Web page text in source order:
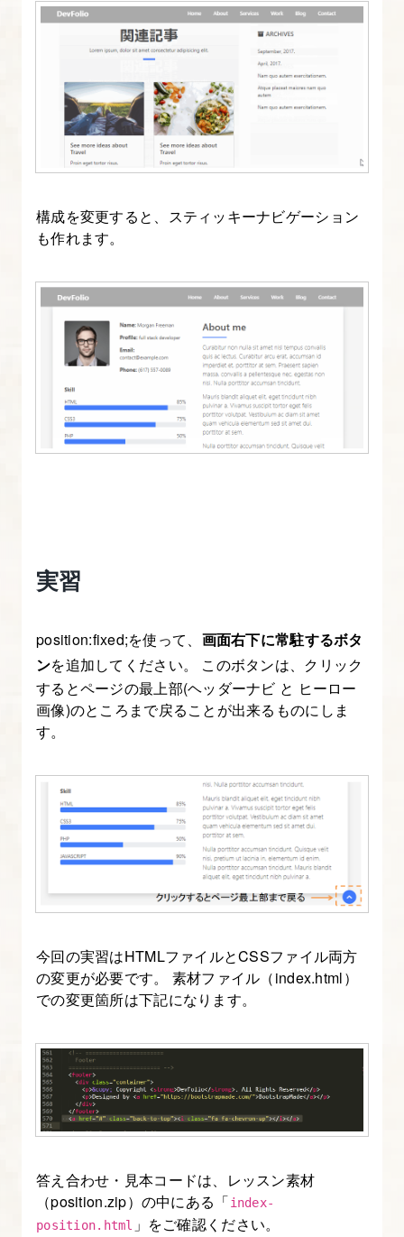
構成を変更すると、スティッキーナビゲーション
も作れます。
実習
position:fixed;を使って、 画面右下に常駐するボタ
ンを追加してください。 このボタンは、クリック
するとページの最上部(ヘッダーナビ と ヒーロー
画像)のところまで戻ることが出来るものにしま
す。
今回の実習はHTMLファイルとCSSファイル両方
の変更が必要です。 素材ファイル（index.html）
での変更箇所は下記になります。
答え合わせ・見本コードは、レッスン素材
（position.zip）の中にある「index-
position.html 」をご確認ください。